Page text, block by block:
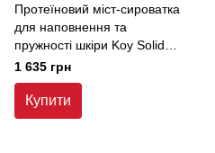
Протеїновий міст-сироватка
для наповнення та
пружності шкіри Koy Solid
Refine Volume Mist , 80 мл
1 635 грн
Купити